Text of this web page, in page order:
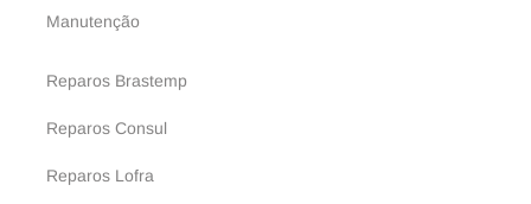
Manutenção
Reparos Brastemp
Reparos Consul
Reparos Lofra